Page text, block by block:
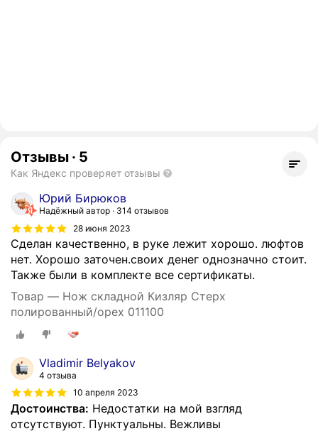
Отзывы · 5
Как Яндекс проверяет отзывы
Юрий Бирюков
Надёжный автор
314 отзывов
28 июня 2023
Сделан качественно, в руке лежит хорошо. люфтов
нет. Хорошо заточен.своих денег однозначно стоит.
Также были в комплекте все сертификаты.
Товар — Нож складной Кизляр Стерх
полированный/орех 011100
Vladimir Belyakov
4 отзыва
10 апреля 2023
Достоинства: Недостатки на мой взгляд
отсутствуют. Пунктуальны. Вежливы